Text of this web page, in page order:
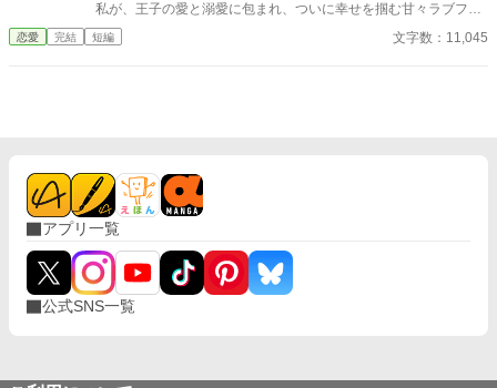
私が、王子の愛と溺愛に包まれ、ついに幸せを掴む甘々ラブファ
ンタジー。妹や家族との誤解、影武者の存在も絡み、ハラハラと
胸キュンが止まらない物語。
恋愛 完結 短編 文字数：11,045
アプリ一覧
公式SNS一覧